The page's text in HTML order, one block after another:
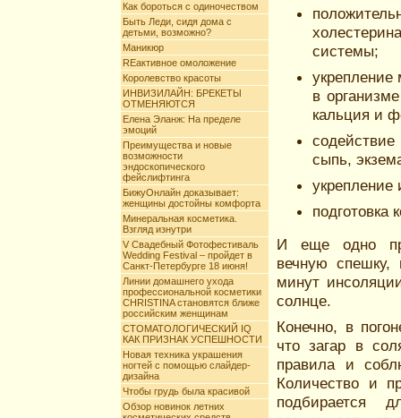
Как бороться с одиночеством
Быть Леди, сидя дома с
детьми, возможно?
Маникюр
REактивное омоложение
Королевство красоты
ИНВИЗИЛАЙН: БРЕКЕТЫ
ОТМЕНЯЮТСЯ
Елена Эланж: На пределе
эмоций
Преимущества и новые
возможности
эндоскопического
фейслифтинга
БижуОнлайн доказывает:
женщины достойны комфорта
Минеральная косметика.
Взгляд изнутри
V Свадебный Фотофестиваль
Wedding Festival – пройдет в
Санкт-Петербурге 18 июня!
Линии домашнего ухода
профессиональной косметики
CHRISTINA становятся ближе
российским женщинам
СТОМАТОЛОГИЧЕСКИЙ IQ
КАК ПРИЗНАК УСПЕШНОСТИ
Новая техника украшения
ногтей с помощью слайдер-
дизайна
Чтобы грудь была красивой
Обзор новинок летних
системы;
укрепление
в
кальция и
сыпь,
подготовка
И еще одно
вечную спешку,
минут
солнце.
Конечно, в
что загар в
правила и
Количество и
подбирается